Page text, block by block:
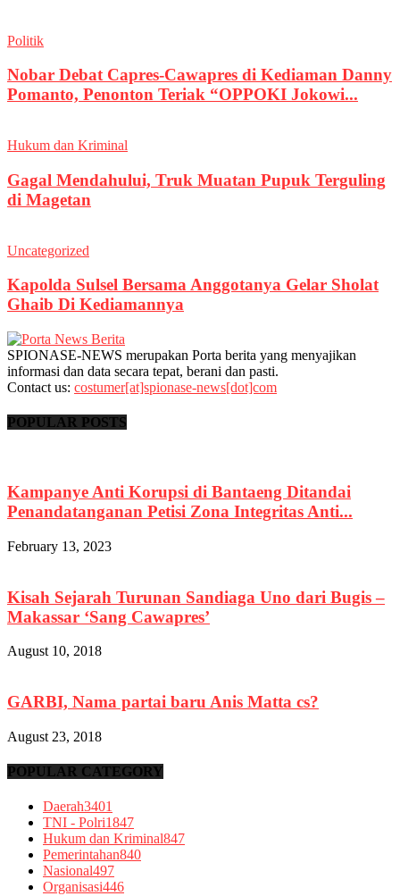
Politik
Nobar Debat Capres-Cawapres di Kediaman Danny
Pomanto, Penonton Teriak “OPPOKI Jokowi...
Hukum dan Kriminal
Gagal Mendahului, Truk Muatan Pupuk Terguling
di Magetan
Uncategorized
Kapolda Sulsel Bersama Anggotanya Gelar Sholat
Ghaib Di Kediamannya
SPIONASE-NEWS merupakan Porta berita yang menyajikan
informasi dan data secara tepat, berani dan pasti.
Contact us: costumer[at]spionase-news[dot]com
POPULAR POSTS
Kampanye Anti Korupsi di Bantaeng Ditandai
Penandatanganan Petisi Zona Integritas Anti...
February 13, 2023
Kisah Sejarah Turunan Sandiaga Uno dari Bugis –
Makassar ‘Sang Cawapres’
August 10, 2018
GARBI, Nama partai baru Anis Matta cs?
August 23, 2018
POPULAR CATEGORY
Daerah3401
TNI - Polri1847
Hukum dan Kriminal847
Pemerintahan840
Nasional497
Organisasi446